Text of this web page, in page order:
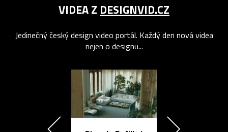
VIDEA Z DESIGNVID.CZ
Jedinečný český design video portál. Každý den nová videa
nejen o designu...